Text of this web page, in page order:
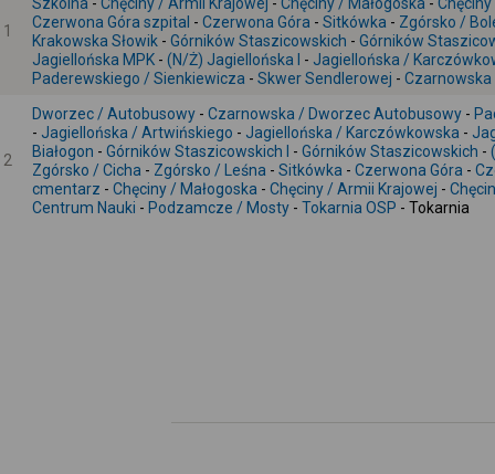
1
Czerwona Góra szpital - Czerwona Góra - Sitkówka - Zgórsko /
Krakowska Słowik - Górników Staszicowskich - Górników
Jagiellońska MPK - (N/Ż) Jagiellońska I - Jagiellońska /
Paderewskiego / Sienkiewicza - Skwer Sendlerowej -
2
Dworzec / Autobusowy - Czarnowska / Dworzec Autobusowy -
- Jagiellońska / Artwińskiego - Jagiellońska / Karczówkowska -
Białogon - Górników Staszicowskich I - Górników Staszicowskich -
Zgórsko / Cicha - Zgórsko / Leśna - Sitkówka - Czerwona Góra -
cmentarz - Chęciny / Małogoska - Chęciny / Armii Krajowej -
Centrum Nauki - Podzamcze / Mosty - Tokarnia OSP - Tokarnia